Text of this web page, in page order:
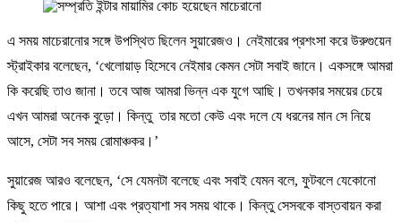
এ সময় মাচেরানোর সঙ্গে উপস্থিত ছিলেন সুয়ারেজও। নেইমারের প্রশংসা করে উরুগুয়েন
স্ট্রাইকার বলেছেন, ‘খেলোয়াড় হিসেবে নেইমার কেমন সেটা সবাই জানে। একসঙ্গে আমরা
কি করেছি তাও জানা। তবে আজ আমরা ভিন্ন এক যুগে আছি। তখনকার সময়ের চেয়ে
এখন আমরা অনেক বুড়ো। কিন্তু তার মতো কেউ এবং দলে যে ধরনের মান সে নিয়ে
আসে, সেটা সব সময় রোমাঞ্চকর।’
সুয়ারেজ আরও বলেছেন, ‘সে যেমনটা বলেছে এবং সবাই যেমন বলে, ফুটবলে যেকোনো
কিছু হতে পারে। আশা এবং প্রত্যাশা সব সময় থাকে। কিন্তু সেসবকে বাস্তবায়ন করা